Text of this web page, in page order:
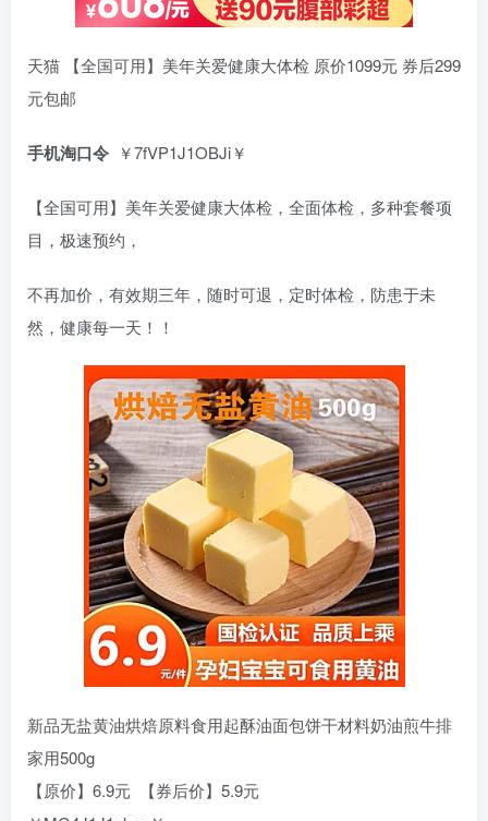
天猫 【全国可用】美年关爱健康大体检 原价1099元 券后299
元包邮
手机淘口令 ￥7fVP1J1OBJi￥
【全国可用】美年关爱健康大体检，全面体检，多种套餐项
目，极速预约，
不再加价，有效期三年，随时可退，定时体检，防患于未
然，健康每一天！！
新品无盐黄油烘焙原料食用起酥油面包饼干材料奶油煎牛排
家用500g
【原价】6.9元 【券后价】5.9元